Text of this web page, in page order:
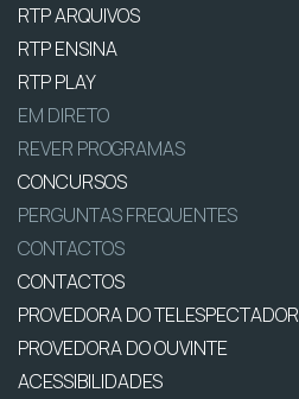
RTP ARQUIVOS
RTP ENSINA
RTP PLAY
EM DIRETO
REVER PROGRAMAS
CONCURSOS
PERGUNTAS FREQUENTES
CONTACTOS
CONTACTOS
PROVEDORA DO TELESPECTADOR
PROVEDORA DO OUVINTE
ACESSIBILIDADES